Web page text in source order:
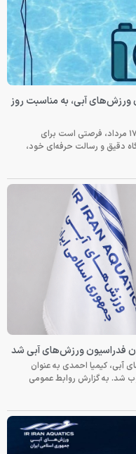
آبی، به مناسبت روز
خبرنگاران؛ راویان آب، روایتگران تلاش و پیشرفت ۱۷ مرداد، فرصتی است برای
دقیق و رسالت حرفه‌ای خود،
فدراسیون ورزش‌های آبی شد
کیمیا احمدی به عنوان
شد. به گزارش روابط عمومی